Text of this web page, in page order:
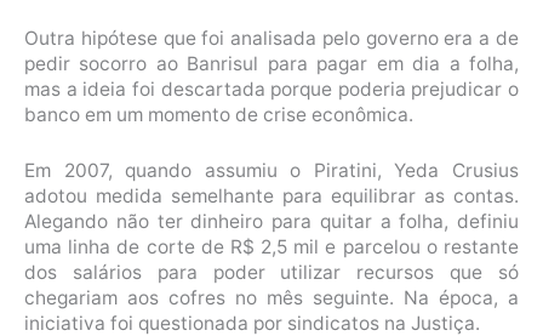
Outra hipótese que foi analisada pelo governo era a de
pedir socorro ao Banrisul para pagar em dia a folha,
mas a ideia foi descartada porque poderia prejudicar o
banco em um momento de crise econômica.
Em 2007, quando assumiu o Piratini, Yeda Crusius
adotou medida semelhante para equilibrar as contas.
Alegando não ter dinheiro para quitar a folha, definiu
uma linha de corte de R$ 2,5 mil e parcelou o restante
dos salários para poder utilizar recursos que só
chegariam aos cofres no mês seguinte. Na época, a
iniciativa foi questionada por sindicatos na Justiça.